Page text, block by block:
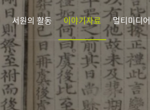
서원의 활동 이야기자료 멀티미디어